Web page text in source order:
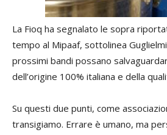
La Fioq ha segnalato le sopra
tempo al Mipaaf, sottolinea
prossimi bandi possano
dell’origine 100% italiana e della
Su questi due punti, come
transigiamo. Errare è umano, ma